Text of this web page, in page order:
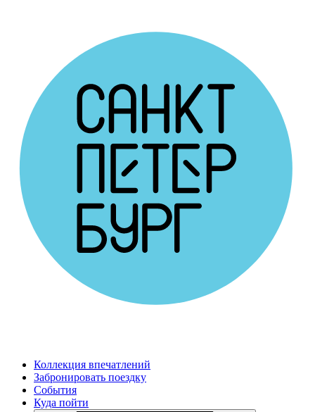
Коллекция впечатлений
Забронировать поездку
События
Куда пойти